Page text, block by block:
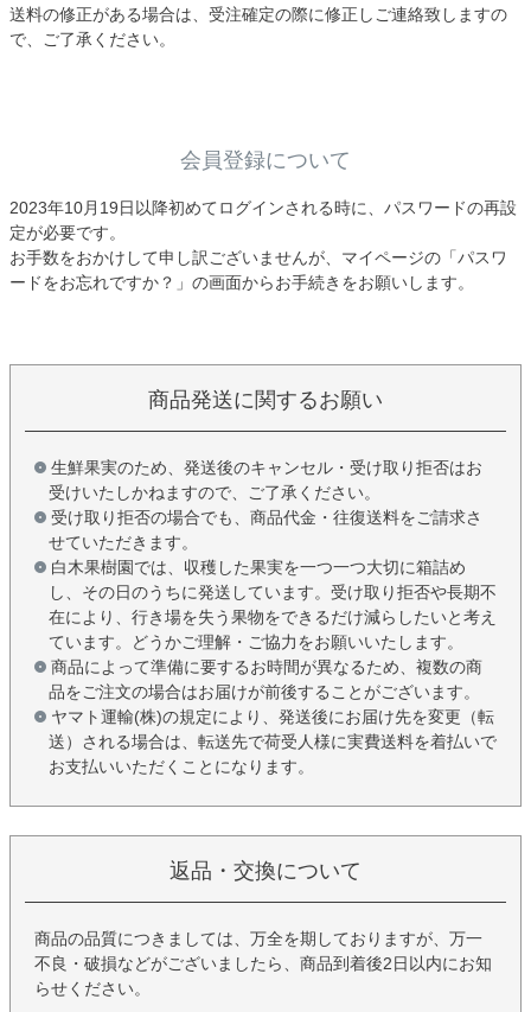
送料の修正がある場合は、受注確定の際に修正しご連絡致しますの
で、ご了承ください。
会員登録について
2023年10月19日以降初めてログインされる時に、パスワードの再設
定が必要です。
お手数をおかけして申し訳ございませんが、マイページの「パスワ
ードをお忘れですか？」の画面からお手続きをお願いします。
商品発送に関するお願い
生鮮果実のため、発送後のキャンセル・受け取り拒否はお
受けいたしかねますので、ご了承ください。
受け取り拒否の場合でも、商品代金・往復送料をご請求さ
せていただきます。
白木果樹園では、収穫した果実を一つ一つ大切に箱詰め
し、その日のうちに発送しています。受け取り拒否や長期不
在により、行き場を失う果物をできるだけ減らしたいと考え
ています。どうかご理解・ご協力をお願いいたします。
商品によって準備に要するお時間が異なるため、複数の商
品をご注文の場合はお届けが前後することがございます。
ヤマト運輸(株)の規定により、発送後にお届け先を変更（転
送）される場合は、転送先で荷受人様に実費送料を着払いで
お支払いいただくことになります。
返品・交換について
商品の品質につきましては、万全を期しておりますが、万一
不良・破損などがございましたら、商品到着後2日以内にお知
らせください。